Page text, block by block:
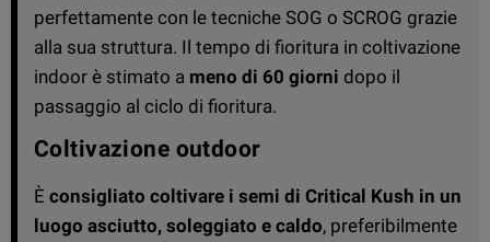
perfettamente con le tecniche SOG o SCROG grazie
alla sua struttura. Il tempo di fioritura in coltivazione
indoor è stimato a meno di 60 giorni dopo il
passaggio al ciclo di fioritura.
Coltivazione outdoor
È consigliato coltivare i semi di Critical Kush in un
luogo asciutto, soleggiato e caldo, preferibilmente